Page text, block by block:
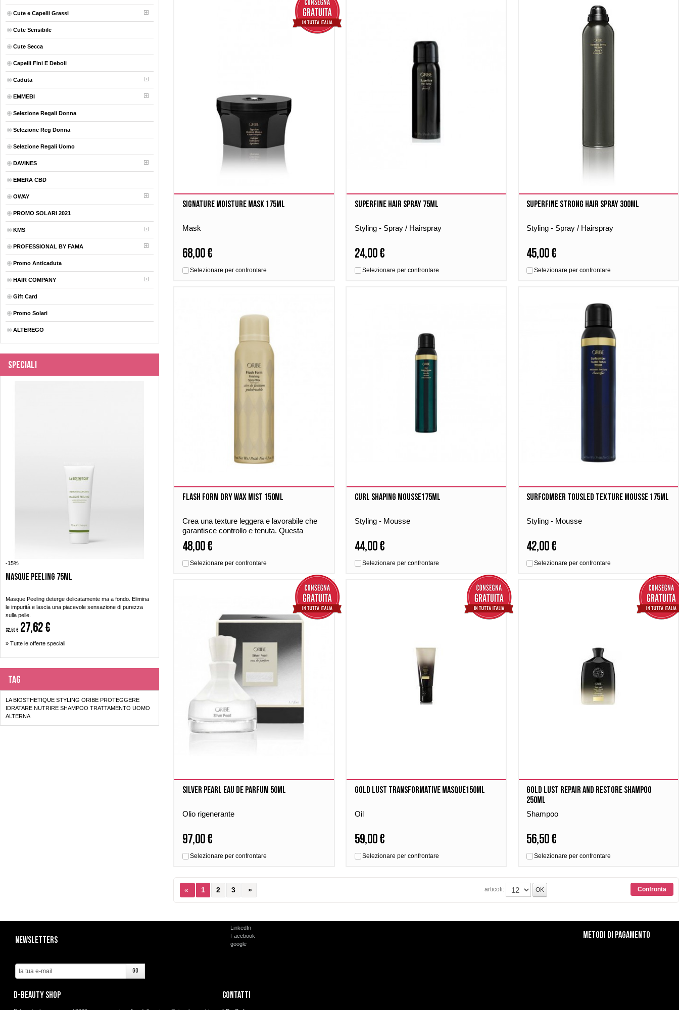
Cute e Capelli Grassi
Cute Sensibile
Cute Secca
Capelli Fini E Deboli
Caduta
EMMEBI
Selezione Regali Donna
Selezione Reg Donna
Selezione Regali Uomo
DAVINES
EMERA CBD
OWAY
PROMO SOLARI 2021
KMS
PROFESSIONAL BY FAMA
Promo Anticaduta
HAIR COMPANY
Gift Card
Promo Solari
ALTEREGO
Speciali
-15%
Masque Peeling 75ml
Masque Peeling deterge delicatamente ma a fondo. Elimina
le impurità e lascia una piacevole sensazione di purezza
sulla pelle.
32,50 € 27,62 €
» Tutte le offerte speciali
Tag
LA BIOSTHETIQUE STYLING ORIBE PROTEGGERE
IDRATARE NUTRIRE SHAMPOO TRATTAMENTO UOMO
ALTERNA
Signature Moisture Mask 175ml
Mask
68,00 €
Selezionare per confrontare
Superfine Hair Spray 75ml
Styling - Spray / Hairspray
24,00 €
Selezionare per confrontare
Superfine Strong Hair Spray 300ml
Styling - Spray / Hairspray
45,00 €
Selezionare per confrontare
Flash form dry wax mist 150ml
Crea una texture leggera e lavorabile che
garantisce controllo e tenuta. Questa
leggerissima cera in mist, fornisce stile,
separazione e lucentezza. Per tutte le
lunghezze.
48,00 €
Selezionare per confrontare
Curl Shaping Mousse175ml
Styling - Mousse
44,00 €
Selezionare per confrontare
Surfcomber Tousled Texture Mousse 175ml
Styling - Mousse
42,00 €
Selezionare per confrontare
Silver Pearl Eau De Parfum 50ml
Olio rigenerante
97,00 €
Selezionare per confrontare
Gold Lust Transformative Masque150ml
Oil
59,00 €
Selezionare per confrontare
Gold Lust Repair and Restore Shampoo
250ml
Shampoo
56,50 €
Selezionare per confrontare
« 1 2 3 » articoli:
Newsletters
LinkedIn
Facebook
google
Metodi di Pagamento
d-beauty shop Contatti